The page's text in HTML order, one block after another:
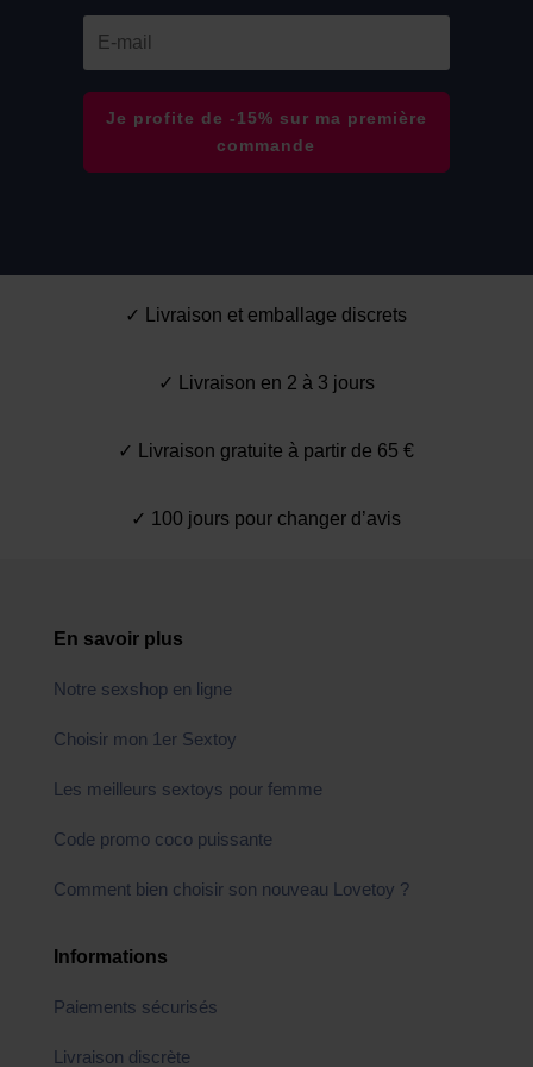
Je profite de -15% sur ma première
commande
✓ Livraison et emballage discrets
✓ Livraison en 2 à 3 jours
✓ Livraison gratuite à partir de 65 €
✓ 100 jours pour changer d’avis
En savoir plus
Notre sexshop en ligne
Choisir mon 1er Sextoy
Les meilleurs sextoys pour femme
Code promo coco puissante
Comment bien choisir son nouveau Lovetoy ?
Informations
Paiements sécurisés
Livraison discrète